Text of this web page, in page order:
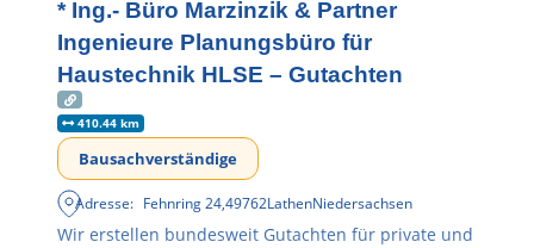
* Ing.- Büro Marzinzik & Partner
Ingenieure Planungsbüro für
Haustechnik HLSE – Gutachten
410.44 km
Bausachverständige
Adresse: Fehnring 24,49762LathenNiedersachsen
Wir erstellen bundesweit Gutachten für private und